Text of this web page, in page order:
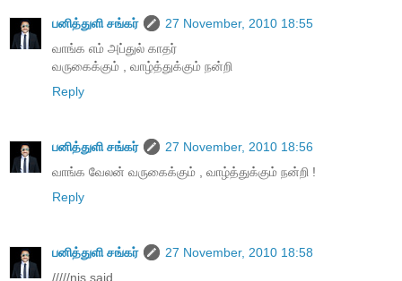
பனித்துளி சங்கர்
27 November, 2010 18:55
வாங்க எம் அப்துல் காதர்
வருகைக்கும் , வாழ்த்துக்கும் நன்றி
Reply
பனித்துளி சங்கர்
27 November, 2010 18:56
வாங்க வேலன் வருகைக்கும் , வாழ்த்துக்கும் நன்றி !
Reply
பனித்துளி சங்கர்
27 November, 2010 18:58
/////nis said...